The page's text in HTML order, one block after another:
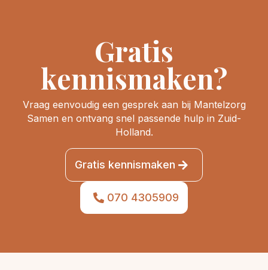
Gratis
kennismaken?
Vraag eenvoudig een gesprek aan bij Mantelzorg
Samen en ontvang snel passende hulp in Zuid-
Holland.
Gratis kennismaken
070 4305909